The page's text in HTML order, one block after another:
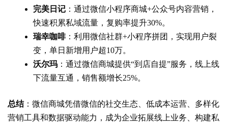
完美日记 ：通过微信小程序商城+公众号内容营销，
快速积累私域流量，复购率提升30%。
瑞幸咖啡：利用微信社群+小程序拼团，实现用户裂
变，单日新增用户超10万。
沃尔玛 ：通过微信商城提供“到店自提”服务，线上线
下流量互通，销售额增长25%。
总结：微信商城凭借微信的社交生态、低成本运营、多样化
营销工具和数据驱动能力，成为企业拓展线上业务、构建私